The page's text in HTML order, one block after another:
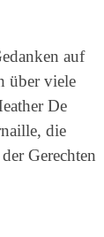
auf
über viele
De
die
Gerechten